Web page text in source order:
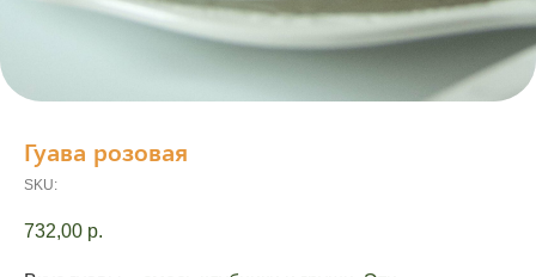
Гуава розовая
SKU:
732,00 р.